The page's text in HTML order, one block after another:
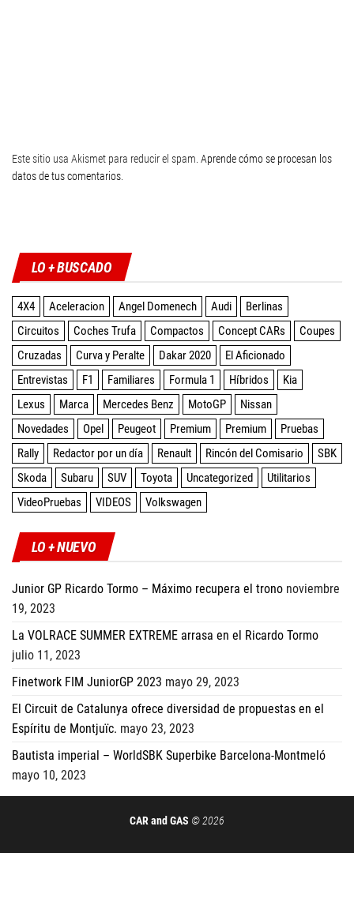
Este sitio usa Akismet para reducir el spam. Aprende cómo se procesan los
datos de tus comentarios
LO + BUSCADO
4X4 Aceleracion Angel Domenech Audi
Berlinas
Circuitos
Coches Trufa Compactos Concept CARs
Coupes
Cruzadas
Curva y Peralte Dakar 2020
El Aficionado
Entrevistas
F1 Familiares Formula 1 Híbridos
Kia
Lexus
Marca Mercedes Benz MotoGP
Nissan
Novedades
Opel Peugeot Premium Premium
Pruebas
Rally
Redactor por un día Renault Rincón del Comisario
SBK
Skoda
Subaru SUV Toyota Uncategorized
Utilitarios
VideoPruebas
VIDEOS Volkswagen
LO + NUEVO
Junior GP Ricardo Tormo – Máximo recupera el trono noviembre
19, 2023
La VOLRACE SUMMER EXTREME arrasa en el Ricardo Tormo
julio 11, 2023
Finetwork FIM JuniorGP 2023 mayo 29, 2023
El Circuit de Catalunya ofrece diversidad de propuestas en el
Espíritu de Montjuïc. mayo 23, 2023
Bautista imperial – WorldSBK Superbike Barcelona-Montmeló
mayo 10, 2023
CAR and GAS © 2026